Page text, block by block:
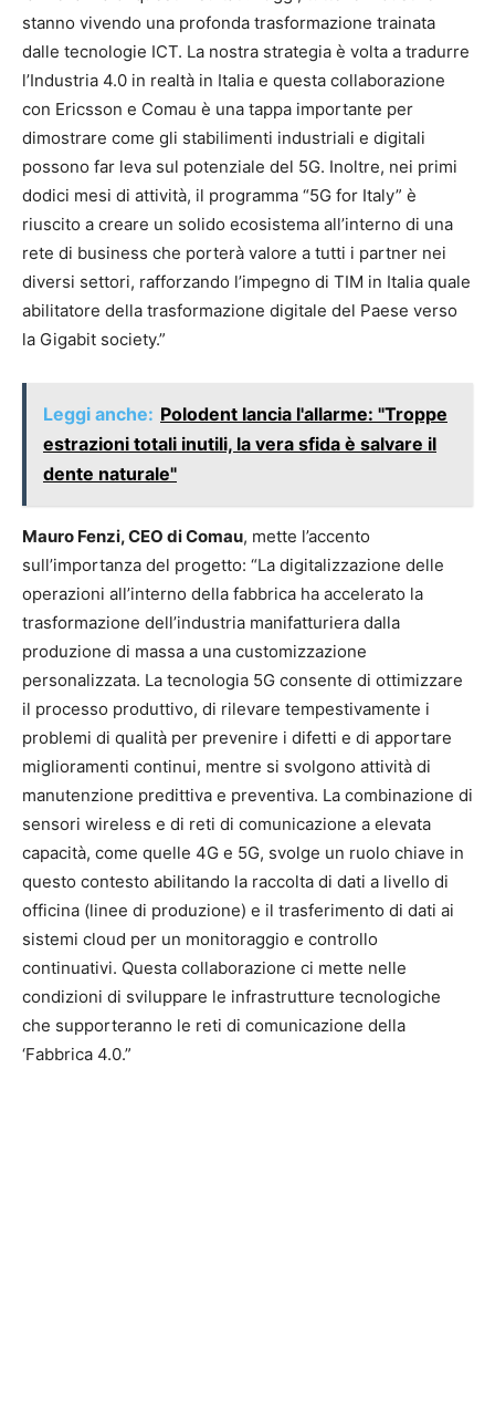
stanno vivendo una profonda trasformazione trainata
dalle tecnologie ICT. La nostra strategia è volta a tradurre
l’Industria 4.0 in realtà in Italia e questa collaborazione
con Ericsson e Comau è una tappa importante per
dimostrare come gli stabilimenti industriali e digitali
possono far leva sul potenziale del 5G. Inoltre, nei primi
dodici mesi di attività, il programma “5G for Italy” è
riuscito a creare un solido ecosistema all’interno di una
rete di business che porterà valore a tutti i partner nei
diversi settori, rafforzando l’impegno di TIM in Italia quale
abilitatore della trasformazione digitale del Paese verso
la Gigabit society.”
Leggi anche: Polodent lancia l'allarme: "Troppe
estrazioni totali inutili, la vera sfida è salvare il
dente naturale"
Mauro Fenzi, CEO di Comau, mette l’accento
sull’importanza del progetto: “La digitalizzazione delle
operazioni all’interno della fabbrica ha accelerato la
trasformazione dell’industria manifatturiera dalla
produzione di massa a una customizzazione
personalizzata. La tecnologia 5G consente di ottimizzare
il processo produttivo, di rilevare tempestivamente i
problemi di qualità per prevenire i difetti e di apportare
miglioramenti continui, mentre si svolgono attività di
manutenzione predittiva e preventiva. La combinazione di
sensori wireless e di reti di comunicazione a elevata
capacità, come quelle 4G e 5G, svolge un ruolo chiave in
questo contesto abilitando la raccolta di dati a livello di
officina (linee di produzione) e il trasferimento di dati ai
sistemi cloud per un monitoraggio e controllo
continuativi. Questa collaborazione ci mette nelle
condizioni di sviluppare le infrastrutture tecnologiche
che supporteranno le reti di comunicazione della
‘Fabbrica 4.0.”